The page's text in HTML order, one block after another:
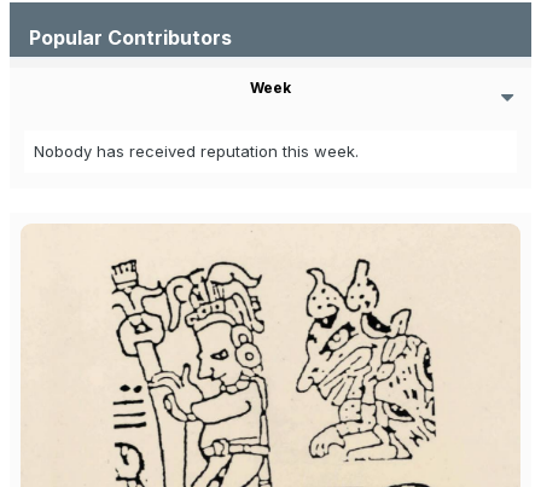
Popular Contributors
Week
Nobody has received reputation this week.